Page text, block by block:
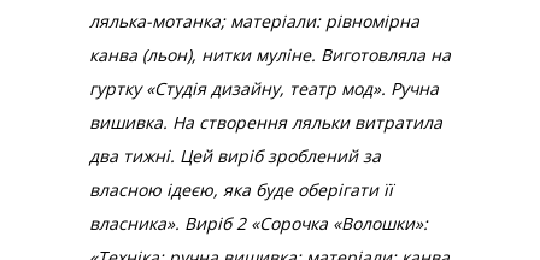
лялька-мотанка; матеріали: рівномірна
канва (льон), нитки муліне. Виготовляла на
гуртку «Студія дизайну, театр мод». Ручна
вишивка. На створення ляльки витратила
два тижні. Цей виріб зроблений за
власною ідеєю, яка буде оберігати її
власника». Виріб 2 «Сорочка «Волошки»: